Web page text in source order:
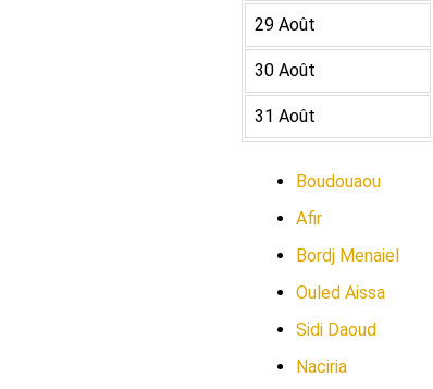
29 Août
30 Août
31 Août
Boudouaou
Afir
Bordj Menaiel
Ouled Aissa
Sidi Daoud
Naciria